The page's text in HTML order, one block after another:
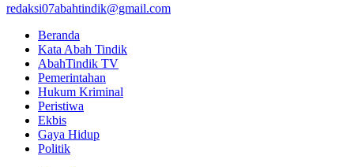
redaksi07abahtindik@gmail.com
Beranda
Kata Abah Tindik
AbahTindik TV
Pemerintahan
Hukum Kriminal
Peristiwa
Ekbis
Gaya Hidup
Politik